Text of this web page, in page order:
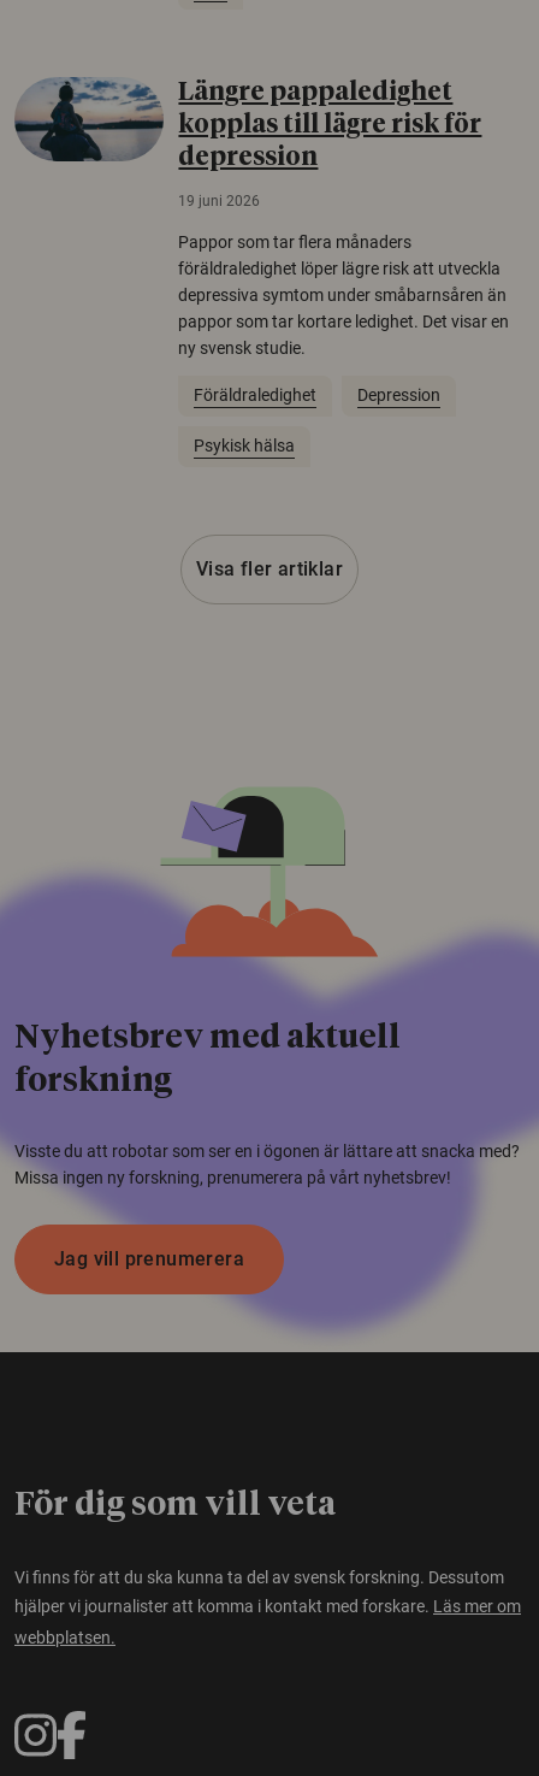
Längre pappaledighet
kopplas till lägre risk för
depression
19 juni 2026
Pappor som tar flera månaders
föräldraledighet löper lägre risk att utveckla
depressiva symtom under småbarnsåren än
pappor som tar kortare ledighet. Det visar en
ny svensk studie.
Föräldraledighet Depression
Psykisk hälsa
Visa fler artiklar
Nyhetsbrev med aktuell
forskning
Visste du att robotar som ser en i ögonen är lättare att snacka med?
Missa ingen ny forskning, prenumerera på vårt nyhetsbrev!
Jag vill prenumerera
För dig som vill veta
Vi finns för att du ska kunna ta del av svensk forskning. Dessutom
hjälper vi journalister att komma i kontakt med forskare. Läs mer om
webbplatsen.